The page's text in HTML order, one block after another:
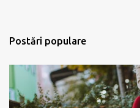
Postări populare